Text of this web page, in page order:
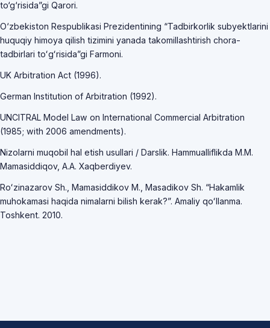
to‘g‘risida”gi Qarori.
O‘zbekiston Respublikasi Prezidentining “Tadbirkorlik subyektlarini
huquqiy himoya qilish tizimini yanada takomillashtirish chora-
tadbirlari toʻgʻrisida”gi Farmoni.
UK Arbitration Act (1996).
German Institution of Arbitration (1992).
UNCITRAL Model Law on International Commercial Arbitration
(1985; with 2006 amendments).
Nizolarni muqobil hal etish usullari / Darslik. Hammualliflikda M.M.
Mamasiddiqov, A.A. Xaqberdiyev.
Roʻzinazarov Sh., Mamasiddikov M., Masadikov Sh. “Hakamlik
muhokamasi haqida nimalarni bilish kerak?”. Amaliy qoʻllanma.
Toshkent. 2010.